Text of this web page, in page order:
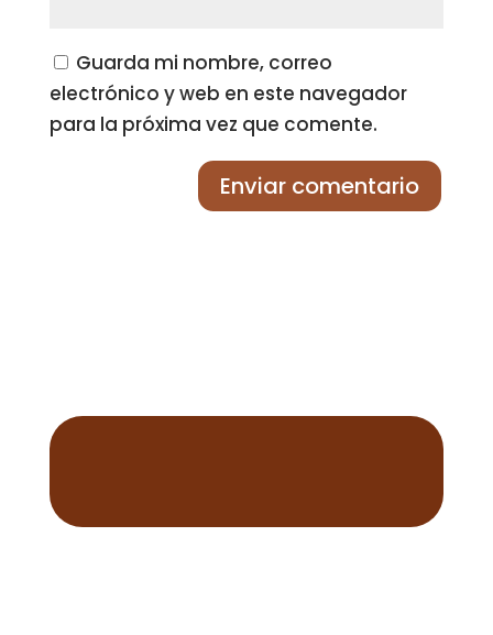
Guarda mi nombre, correo
electrónico y web en este navegador
para la próxima vez que comente.